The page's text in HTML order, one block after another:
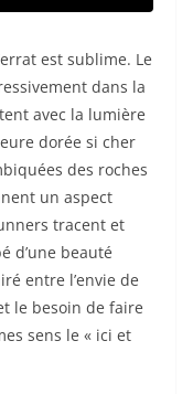
est sublime. Le
dans la
avec la lumière
dorée si cher
des roches
un aspect
tracent et
d’une beauté
entre l’envie de
le besoin de faire
sens le « ici et